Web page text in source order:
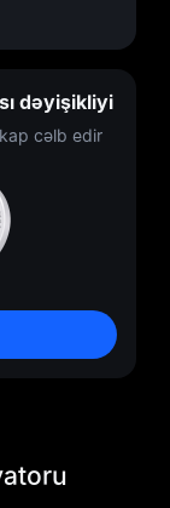
dəyişikliyi
cəlb edir